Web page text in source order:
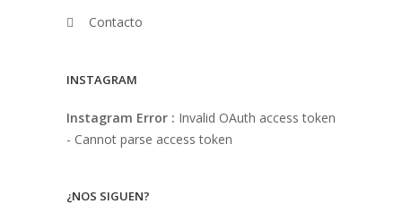
Contacto
INSTAGRAM
Instagram Error : Invalid OAuth access token
- Cannot parse access token
¿NOS SIGUEN?